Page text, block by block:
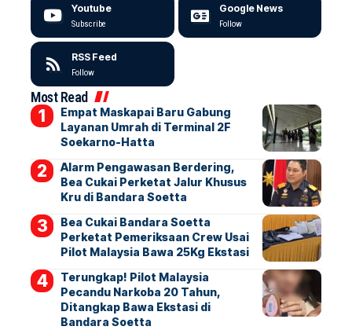
Youtube
Subscribe
Google News
Follow
RSS Feed
Follow
Most Read
Empat Maskapai Baru Gabung
Layanan Umrah di Terminal 2F
Soekarno-Hatta
Alarm Pengawasan Berdering,
Bea Cukai Perketat Jalur Khusus
Kru di Bandara Soetta
Bea Cukai Bandara Soetta
Perketat Pemeriksaan Crew Usai
Pilot Malaysia Bawa 25Kg Ekstasi
Terungkap! Pilot Malaysia
Pecandu Narkoba 20 Tahun,
Ditangkap Bawa Ekstasi di
Bandara Soetta